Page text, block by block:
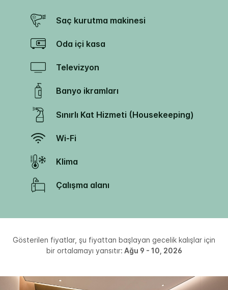
Saç kurutma makinesi
Oda içi kasa
Televizyon
Banyo ikramları
Sınırlı Kat Hizmeti (Housekeeping)
Wi-Fi
Klima
Çalışma alanı
Gösterilen fiyatlar, şu fiyattan başlayan gecelik kalışlar için
bir ortalamayı yansıtır: Ağu 9 - 10, 2026